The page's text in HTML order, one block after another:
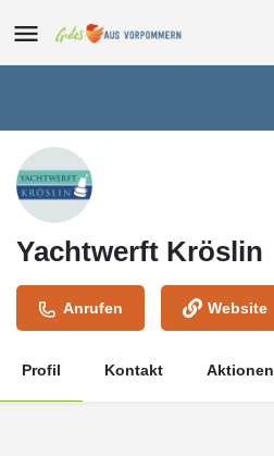
Yachtwerft Kröslin
Anrufen Website
Profil Kontakt Aktionen